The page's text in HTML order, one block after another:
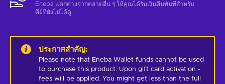
Eneba แตกต่างจากตลาดอื่น ๆ ให้คุณได้รับเงินคืนทันทีสําหรับ
คีย์ที่ยังไม่ได้ดู
ประกาศสำคัญ:
Please note that Eneba Wallet funds cannot be used
to purchase this product. Upon gift card activation -
fees will be applied. You might get less than the full